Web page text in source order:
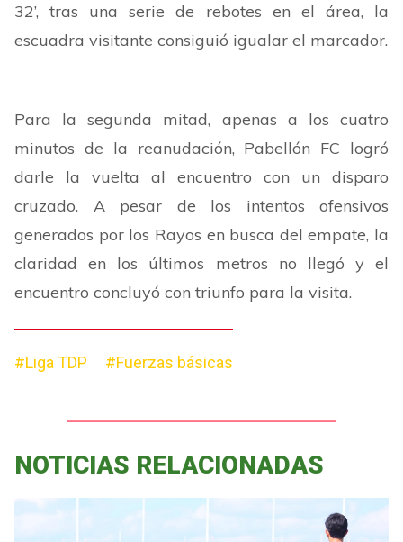
32’, tras una serie de rebotes en el área, la
escuadra visitante consiguió igualar el marcador.
Para la segunda mitad, apenas a los cuatro
minutos de la reanudación, Pabellón FC logró
darle la vuelta al encuentro con un disparo
cruzado. A pesar de los intentos ofensivos
generados por los Rayos en busca del empate, la
claridad en los últimos metros no llegó y el
encuentro concluyó con triunfo para la visita.
#Liga TDP #Fuerzas básicas
NOTICIAS RELACIONADAS